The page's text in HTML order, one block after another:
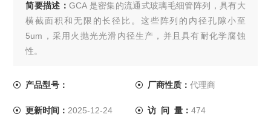
简要描述：GCA 是密集的流通式玻璃毛细管阵列，具有大
横截面积和无限的长径比。这些阵列的内径孔隙小至
5um，采用火抛光光滑内径生产，并且具有耐化学腐蚀
性。
产品型号： 厂商性质： 代理商
更新时间： 2025-12-24 访 问 量： 474